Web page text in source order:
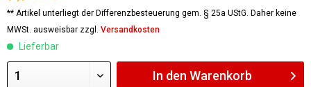
** Artikel unterliegt der Differenzbesteuerung gem. § 25a UStG. Daher keine
MWSt. ausweisbar zzgl. Versandkosten
Lieferbar
In den Warenkorb